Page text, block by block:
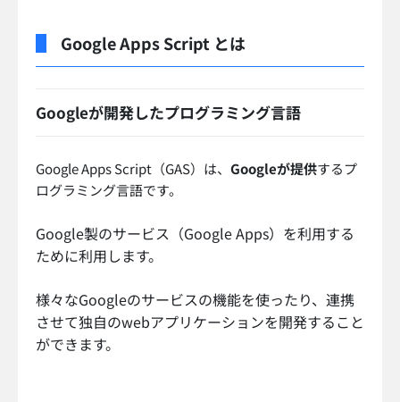
Google Apps Script とは
Googleが開発したプログラミング言語
Google Apps Script（GAS）は、 Googleが提供するプ
ログラミング言語です。
Google製のサービス（Google Apps）を利用する
ために利用します。
様々なGoogleのサービスの機能を使ったり、連携
させて独自のwebアプリケーションを開発すること
ができます。